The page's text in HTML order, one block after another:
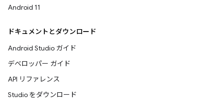
Android 11
ドキュメントとダウンロード
Android Studio ガイド
デベロッパー ガイド
API リファレンス
Studio をダウンロード